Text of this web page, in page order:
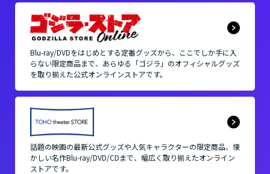
Blu-ray/DVDをはじめとする定番グッズから、
ここでしか手に入
らない限定商品まで、 あらゆる「ゴジラ」のオフィシャルグッズ
を取り揃えた公式オンラインストアです。
話題の映画の最新公式グッズや人気キャラクターの限定商品、 懐
かしい名作Blu-ray/DVD/CDまで、 幅広く取り揃えたオンライン
ストアです。